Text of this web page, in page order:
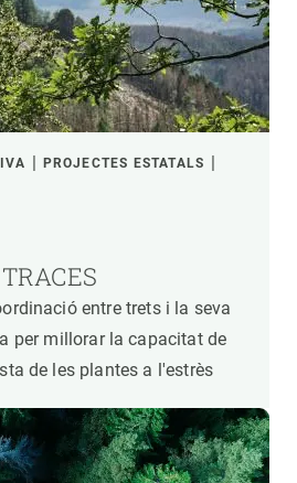
PROJECTES ESTATALS
TRACES
entre trets i la seva
per millorar la capacitat de
de les plantes a l'estrès